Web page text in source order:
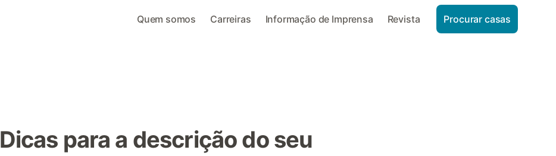
Quem somos Carreiras Informação de Imprensa Revista Procurar casas
Dicas para a descrição do seu